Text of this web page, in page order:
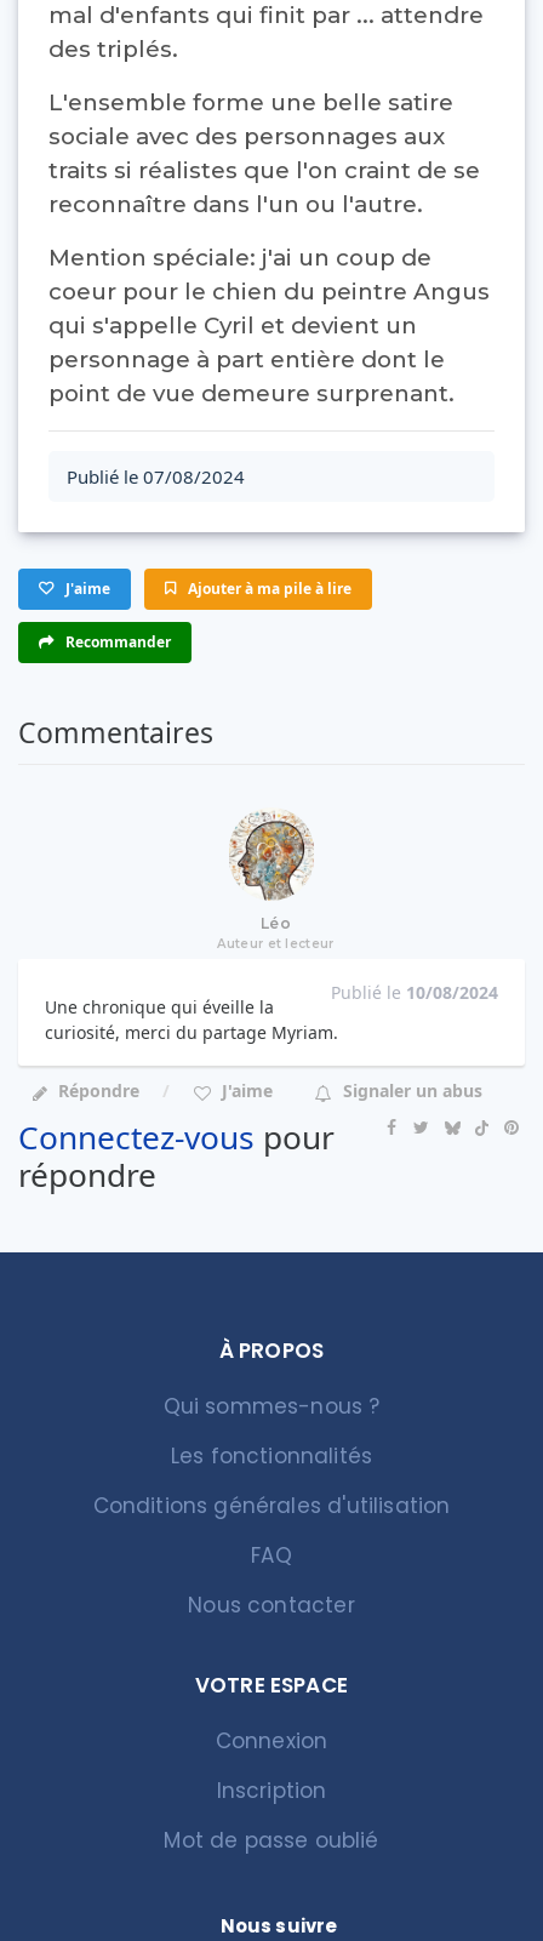
mal d'enfants qui finit par ... attendre
des triplés.
L'ensemble forme une belle satire
sociale avec des personnages aux
traits si réalistes que l'on craint de se
reconnaître dans l'un ou l'autre.
Mention spéciale: j'ai un coup de
coeur pour le chien du peintre Angus
qui s'appelle Cyril et devient un
personnage à part entière dont le
point de vue demeure surprenant.
Publié le 07/08/2024
J'aime Ajouter à ma pile à lire
Recommander
Commentaires
Léo
Auteur et lecteur
Publié le 10/08/2024
Une chronique qui éveille la
curiosité, merci du partage Myriam.
Répondre J'aime Signaler un abus
Connectez-vous pour
répondre
À PROPOS
Qui sommes-nous ?
Les fonctionnalités
Conditions générales d'utilisation
FAQ
Nous contacter
VOTRE ESPACE
Connexion
Inscription
Mot de passe oublié
Nous suivre